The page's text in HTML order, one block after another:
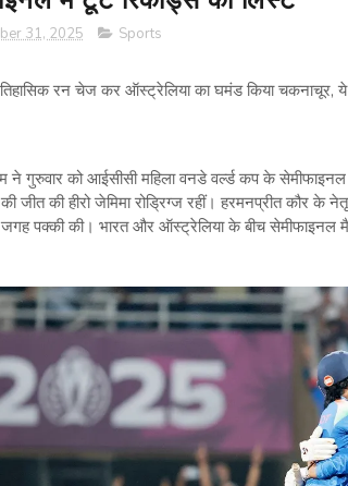
31, 2025 Sports
रन चेज कर ऑस्‍ट्रेलिया का घमंड किया चकनाचूर, ये
ने गुरुवार को आईसीसी महिला वनडे वर्ल्‍ड कप के
जीत की हीरो जेमिमा रोड्रिग्‍ज रहीं। हरमनप्रीत कौर
पक्‍की की। भारत और ऑस्‍ट्रेलिया के बीच सेमीफाइनल